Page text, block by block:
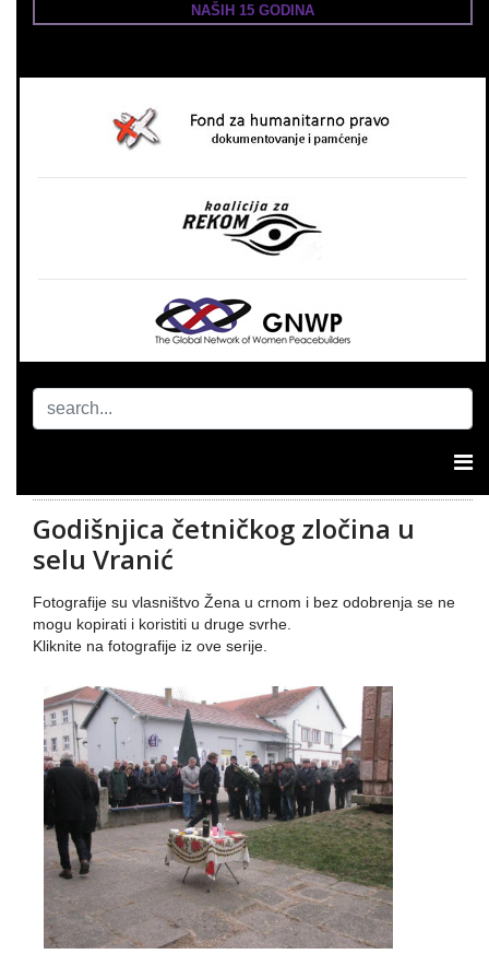
NAŠIH 15 GODINA
Godišnjica četničkog zločina u
selu Vranić
Fotografije su vlasništvo Žena u crnom i bez odobrenja se ne
mogu kopirati i koristiti u druge svrhe.
Kliknite na fotografije iz ove serije.